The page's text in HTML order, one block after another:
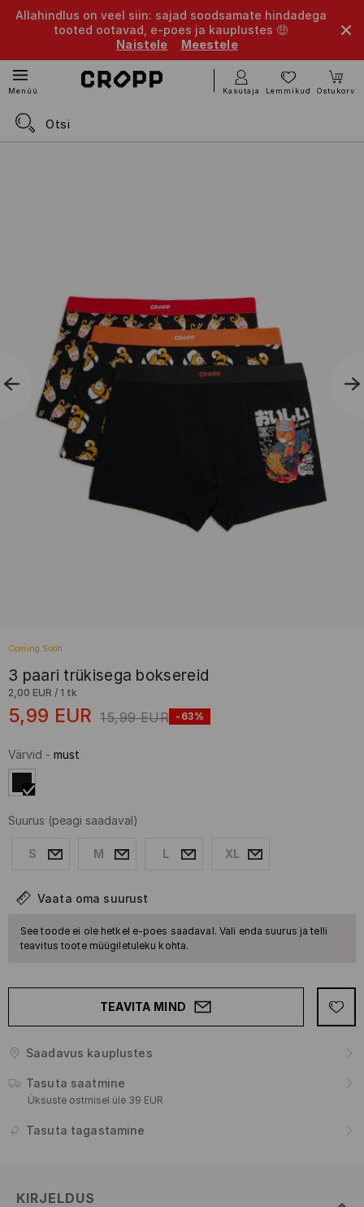
Allahindlus on veel siin: sajad soodsamate hindadega
tooted ootavad, e-poes ja kauplustes 🤑
Naistele
Meestele
Menüü Kasutaja Lemmikud Ostukorv
Coming Soon
3 paari trükisega boksereid
2,00 EUR / 1 tk
5,99 EUR 15,99 EUR -63%
Värvid - must
Suurus (peagi saadaval)
S M L XL
Vaata oma suurust
See toode ei ole hetkel e-poes saadaval. Vali enda suurus ja telli
teavitus toote müügiletuleku kohta.
TEAVITA MIND
Saadavus kauplustes
Tasuta saatmine
Üksuste ostmisel üle 39 EUR
Tasuta tagastamine
KIRJELDUS